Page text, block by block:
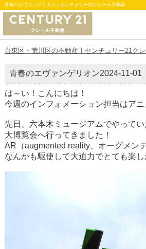
青春のエヴァンゲリオン｜センチュリー21クレール不動産
台東区・荒川区の不動産｜センチュリー21ク
青春のエヴァンゲリオン2024-11-01
は～い！こんにちは！
今週のインフォメーション担当はアニ
先日、六本木ミュージアムでやって
大博覧会へ行ってきました！
AR（augmented reality、オーグメン
なんかも駆使して大迫力でとても楽し